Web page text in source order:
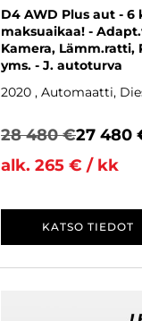
D4 AWD Plus aut -
maksuaikaa! -
Kamera, Lämm.ratti,
yms. - J. autoturva
2020 , Automaatti,
28 480 €27 480
alk. 265 € / kk
KATSO TIEDOT